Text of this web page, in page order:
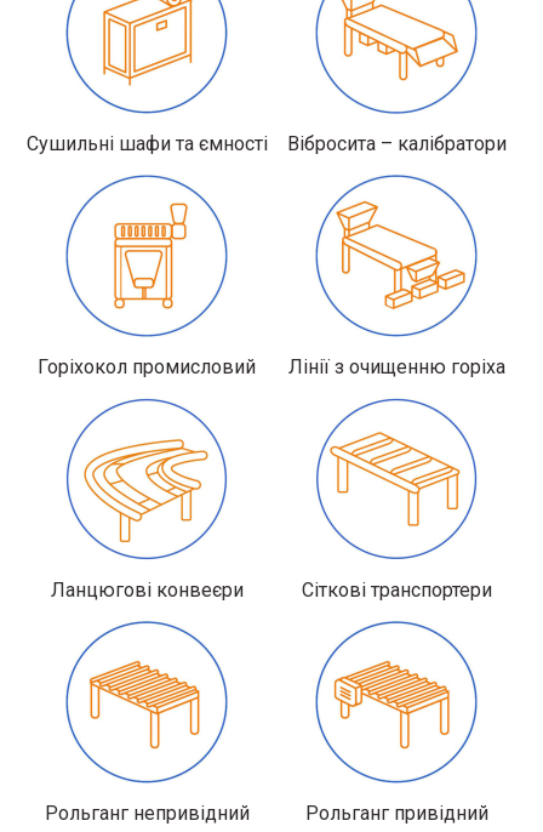
Сушильні шафи та ємності Вібросита – калібратори
Горіхокол промисловий Лінії з очищенню горіха
Ланцюгові конвеєри Сіткові транспортери
Рольганг непривідний Рольганг привідний